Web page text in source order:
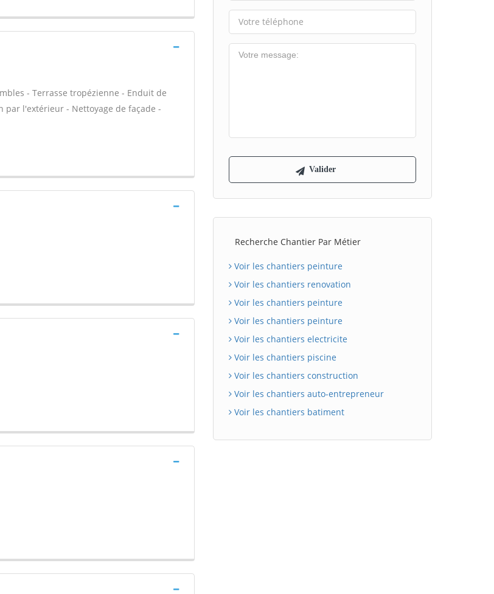
- Terrasse tropézienne - Enduit de
par l'extérieur - Nettoyage de façade -
Recherche Chantier Par Métier
Voir les chantiers peinture
Voir les chantiers renovation
Voir les chantiers peinture
Voir les chantiers peinture
Voir les chantiers electricite
Voir les chantiers piscine
Voir les chantiers construction
Voir les chantiers auto-entrepreneur
Voir les chantiers batiment